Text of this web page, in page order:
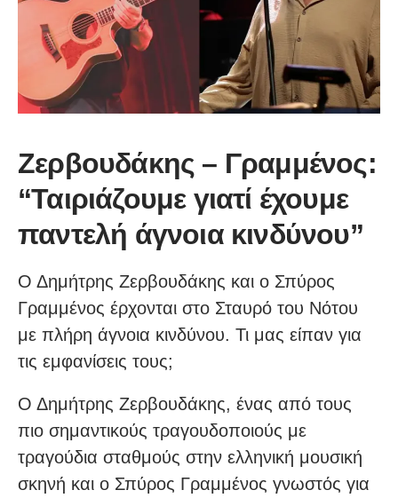
Ζερβουδάκης – Γραμμένος:
“Ταιριάζουμε γιατί έχουμε
παντελή άγνοια κινδύνου”
Ο Δημήτρης Ζερβουδάκης και ο Σπύρος
Γραμμένος έρχονται στο Σταυρό του Νότου
με πλήρη άγνοια κινδύνου. Τι μας είπαν για
τις εμφανίσεις τους;
Ο Δημήτρης Ζερβουδάκης, ένας από τους
πιο σημαντικούς τραγουδοποιούς με
τραγούδια σταθμούς στην ελληνική μουσική
σκηνή και ο Σπύρος Γραμμένος γνωστός για